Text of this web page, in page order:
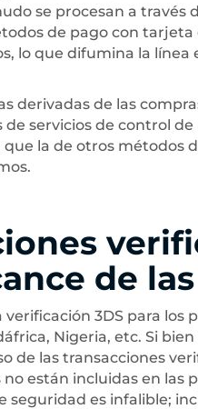
se procesan a través
de pago con
lo que difumina la
derivadas de las
servicios de control
la de otros métodos
de
3DS para
Nigeria, etc. Si
de las transacciones
están incluidas en
es infalible;